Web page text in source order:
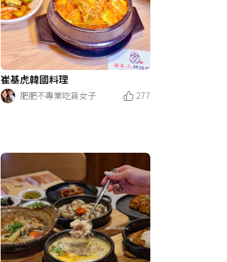
崔基虎韓國料理
肥肥不專業吃貨女子
277